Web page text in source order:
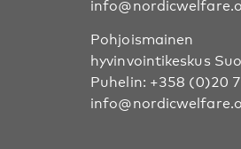
Pohjoismainen
hyvinvointikeskus
Puhelin: +358 (0)20